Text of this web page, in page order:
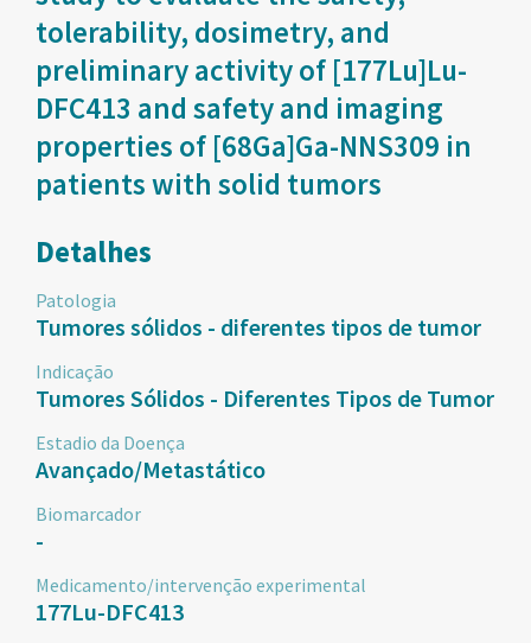
tolerability, dosimetry, and
preliminary activity of [177Lu]Lu-
DFC413 and safety and imaging
properties of [68Ga]Ga-NNS309 in
patients with solid tumors
Detalhes
Patologia
Tumores sólidos - diferentes tipos de tumor
Indicação
Tumores Sólidos - Diferentes Tipos de Tumor
Estadio da Doença
Avançado/Metastático
Biomarcador
-
Medicamento/intervenção experimental
177Lu-DFC413